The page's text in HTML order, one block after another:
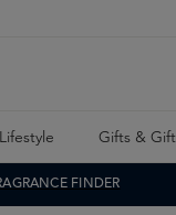
Gifts &
FINDER